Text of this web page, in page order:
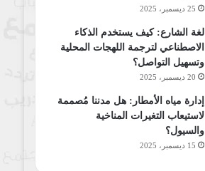
25 ديسمبر، 2025
لغة الشارع: كيف يستخدم الذكاء
الاصطناعي لترجمة اللهجات المحلية
وتسهيل التواصل؟
20 ديسمبر، 2025
إدارة مياه الأمطار: هل مدننا مُصممة
لاستيعاب التغيرات المناخية
والسيول؟
15 ديسمبر، 2025